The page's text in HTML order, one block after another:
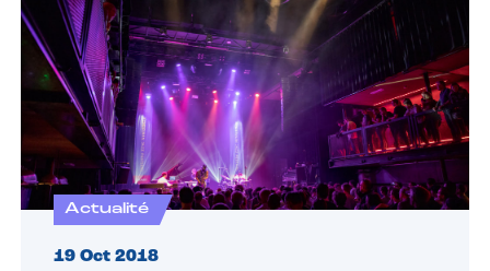
Actualité
19 Oct 2018